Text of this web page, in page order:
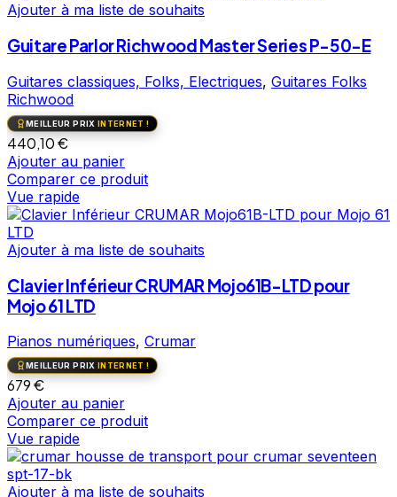
Ajouter à ma liste de souhaits
Guitare Parlor Richwood Master Series P-50-E
Guitares classiques, Folks, Electriques, Guitares Folks
Richwood
MEILLEUR PRIX INTERNET !
440,10€
Ajouter au panier
Comparer ce produit
Vue rapide
Ajouter à ma liste de souhaits
Clavier Inférieur CRUMAR Mojo61B-LTD pour
Mojo 61 LTD
Pianos numériques, Crumar
MEILLEUR PRIX INTERNET !
679€
Ajouter au panier
Comparer ce produit
Vue rapide
Ajouter à ma liste de souhaits